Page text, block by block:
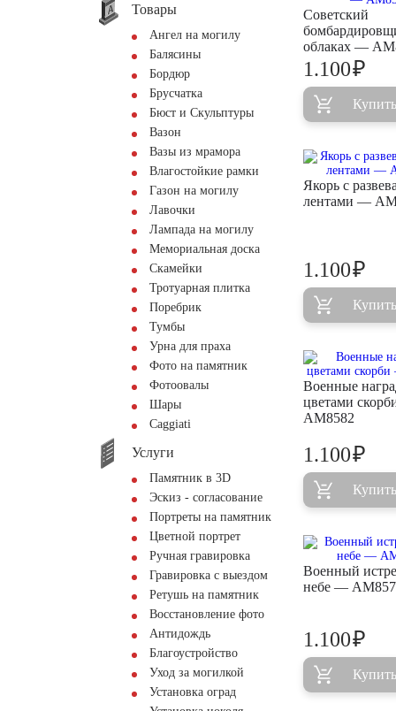
Товары
Ангел на могилу
Балясины
Бордюр
Брусчатка
Бюст и Скульптуры
Вазон
Вазы из мрамора
Влагостойкие рамки
Газон на могилу
Лавочки
Лампада на могилу
Мемориальная доска
Скамейки
Тротуарная плитка
Поребрик
Тумбы
Урна для праха
Фото на памятник
Фотоовалы
Шары
Сaggiati
Услуги
Памятник в 3D
Эскиз - согласование
Портреты на памятник
Цветной портрет
Ручная гравировка
Гравировка с выездом
Ретушь на памятник
Восстановление фото
Антидождь
Благоустройство
Уход за могилкой
Установка оград
Советский
облаках —
1.100₽
Купить
Якорь с
лентами —
1.100₽
Купить
Военные
цветами
AM8582
1.100₽
Купить
Военный
небе —
1.100₽
Купить